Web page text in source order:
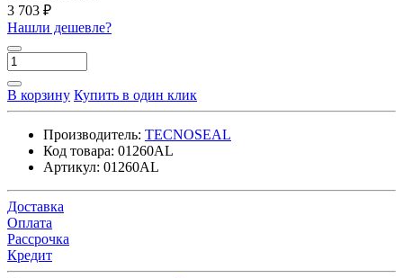
3 703 ₽
Нашли дешевле?
В корзину Купить в один клик
Производитель: TECNOSEAL
Код товара: 01260AL
Артикул: 01260AL
Доставка
Оплата
Рассрочка
Кредит